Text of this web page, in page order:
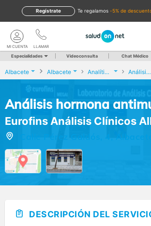
te regalamos -5% de
Regístrate
LLAMAR
MI CUENTA
Especialidades Videoconsulta Chat Médico
Albacete Albacete Analíticas y Genética Análisis hormona antimulleriana
Análisis hormona
Eurofins Análisis Clínicos
DESCRIPCIÓN DEL